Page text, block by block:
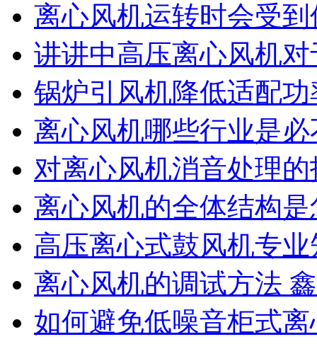
离心风机运转时会受
讲讲中高压离心风机
锅炉引风机降低适配
离心风机哪些行业是
对离心风机消音处理
离心风机的全体结构
高压离心式鼓风机专
离心风机的调试方法
如何避免低噪音柜式